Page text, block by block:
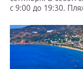
с 9:00 до 19:30.